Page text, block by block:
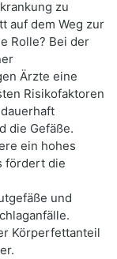
zu
auf dem Weg zur
Rolle? Bei der
Ärzte eine
Risikofaktoren
die Gefäße.
ein hohes
fördert die
und
Körperfettanteil